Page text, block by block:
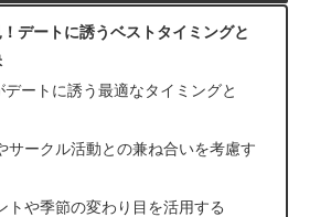
デートに誘うベストタイミングと
デートに誘う最適なタイミングと
サークル活動との兼ね合いを考慮す
トや季節の変わり目を活用する